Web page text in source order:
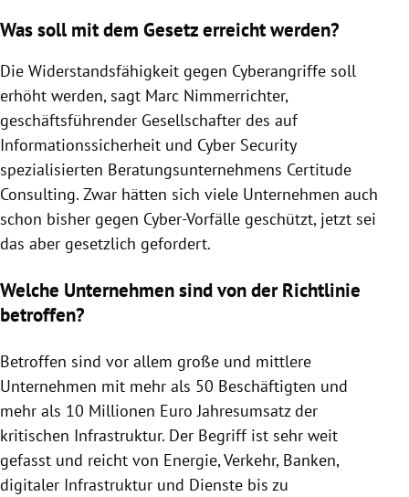
Was soll mit dem Gesetz erreicht werden?
Die Widerstandsfähigkeit gegen Cyberangriffe soll
erhöht werden, sagt Marc Nimmerrichter,
geschäftsführender Gesellschafter des auf
Informationssicherheit und Cyber Security
spezialisierten Beratungsunternehmens Certitude
Consulting. Zwar hätten sich viele Unternehmen auch
schon bisher gegen Cyber-Vorfälle geschützt, jetzt sei
das aber gesetzlich gefordert.
Welche Unternehmen sind von der Richtlinie
betroffen?
Betroffen sind vor allem große und mittlere
Unternehmen mit mehr als 50 Beschäftigten und
mehr als 10 Millionen Euro Jahresumsatz der
kritischen Infrastruktur. Der Begriff ist sehr weit
gefasst und reicht von Energie, Verkehr, Banken,
digitaler Infrastruktur und Dienste bis zu